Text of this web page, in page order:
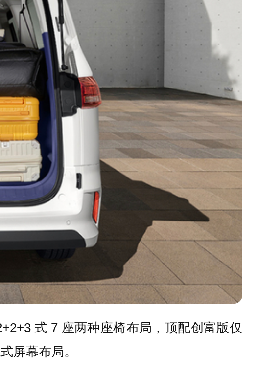
式 7 座两种座椅布局，顶配创富版仅
屏幕布局。